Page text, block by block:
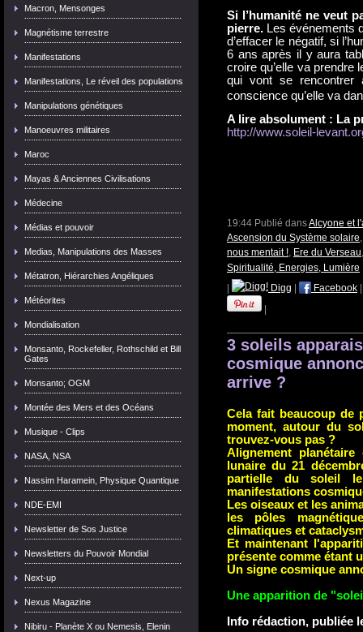
Macron, Mensonges
Magnétisme terrestre
Manifestations
Manifestations, Le réveil des populations
Manipulations génétiques
Manoeuvres militaires
Maroc
Mayas & Anciennes Civilisations
Médecine
Médias et pouvoir
Medias, Manipulations des Masses
Métatron, Hiérarchies Angéliques
Météorites
Mondialisation
Monsanto, Rockefeller, Rothschild et Bill
Gates
Monsanto; OGM
Montée des Mers et des Océans
Musique - Clips
NASA, NSA
Nassim Haramein, Physique Quantique
NDE-EMI
Newsletter de Sos Justice
Newsletters du Pouvoir Mondial
Next-up
Nexus Magazine
Nibiru - Planète X ou Nemesis, Elenin
Si l’humanité ne veut
pierre. Les événements
d’effacer le négatif, si
6 ans après il y aura
croire qu’elle va prendre
qui vont se rencontrer
conscience qu’elle va
A lire absolument : La
http://www.soleil-
19:44 Publié dansAlcyone et
Ascension du Système solaire
nous mentait !, Ere du Verseau
Spiritualité, Energies, Lumière
Digg Facebook
3 soleils
cosmique
arrive ?
Cela fait beaucoup de
moment, autour du
trouvez-vous pas ?
Alignement
lunaire du 21
partielle du soleil
manifestations
Les oiseaux et les
les pôles
climatiques et
Et maintenant
présente comme étant
Un signe cosmique
Une apparition de
Info rédaction, publiée